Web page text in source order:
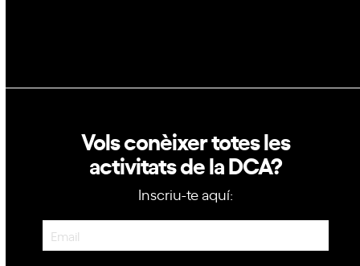
Vols conèixer totes les
activitats de la DCA?
Inscriu-te aquí:
Newsletter